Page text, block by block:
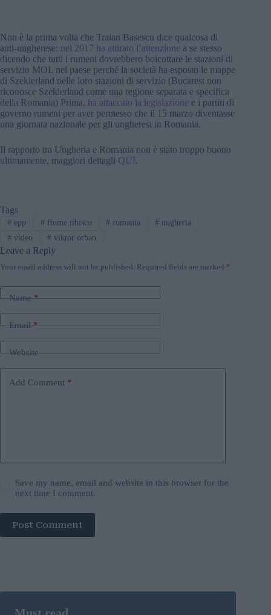
Non è la prima volta che Traian Basescu dice qualcosa di
anti-ungherese: nel 2017 ha attirato l’attenzione a se stesso
dicendo che tutti i rumeni dovrebbero boicottare le stazioni di
servizio MOL nel paese perché la società ha esposto le mappe
di Szeklerland nelle loro stazioni di servizio (Bucarest non
riconosce Szeklerland come una regione separata e specifica
della Romania) Prima, ha attaccato la legislazione e i partiti di
governo rumeni per aver permesso che il 15 marzo diventasse
una giornata nazionale per gli ungheresi in Romania.
Il rapporto tra Ungheria e Romania non è stato troppo buono
ultimamente, maggiori dettagli QUI.
Tags
#epp #fiume tibisco # romania # ungheria
#video #viktor orban
Leave a Reply
Your email address will not be published. Required fields are marked *
Name*
Email*
Website
Add Comment *
Save my name, email and website in this browser for the
next time I comment.
Post Comment